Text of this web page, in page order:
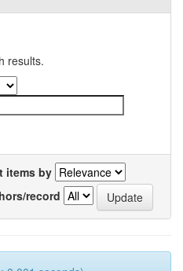
results.
items by
record